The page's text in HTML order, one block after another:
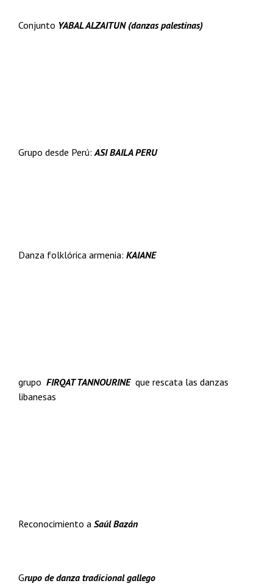
Conjunto YABAL ALZAITUN (danzas palestinas)
Grupo desde Perú:ASI BAILA PERU
Danza folklórica armenia: KAIANE
grupo FIRQAT TANNOURINEque rescata las danzas
libanesas
Reconocimiento a Saúl Bazán
Grupo de danza tradicional gallego